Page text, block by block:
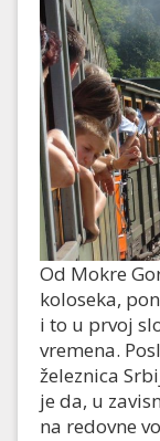
Od Mokre
koloseka,
i to u prvoj
vremena.
železnica
je da, u
na redovne